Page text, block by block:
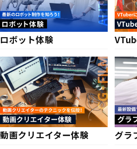
ロボット体験
動画クリエイター体験 グラ